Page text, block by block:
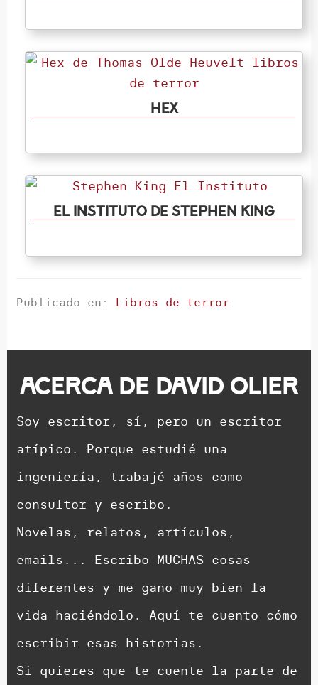
Hex
El instituto de Stephen King
Publicado en: Libros de terror
Acerca de David Olier
Soy escritor, sí, pero un escritor
atípico. Porque estudié una
ingeniería, trabajé años como
consultor y escribo.
Novelas, relatos, artículos,
emails... Escribo MUCHAS cosas
diferentes y me gano muy bien la
vida haciéndolo. Aquí te cuento cómo
escribir esas historias.
Si quieres que te cuente la parte de